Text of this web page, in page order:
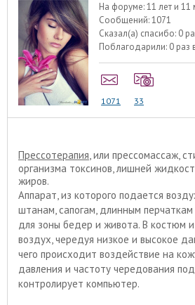
На форуме:11 лет и 11
Сообщений:1071
Сказал(а) спасибо: 0
Поблагодарили: 0 раз
1071 33
Прессотерапия, или прессомассаж,
организма токсинов, лишней
жиров.
Аппарат, из которого подается
штанам, сапогам, длинным
для зоны бедер и живота. В костюм
воздух, чередуя низкое и высокое
чего происходит воздействие на
давления и частоту чередования
контролирует компьютер.